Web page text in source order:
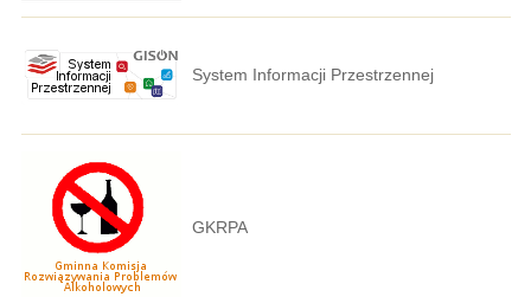
System Informacji Przestrzennej
GKRPA